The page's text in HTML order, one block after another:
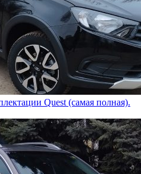
Quest (самая полная).